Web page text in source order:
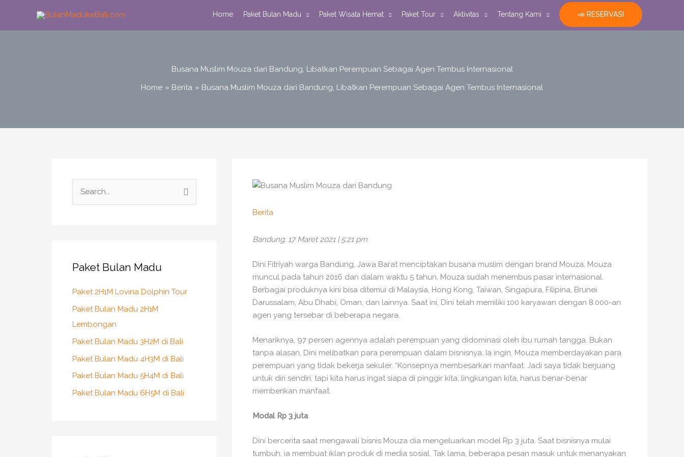
content
Home Paket Bulan Madu Paket Wisata Hemat Paket Tour Aktivitas Tentang Kami 📣 RESERVASI
Busana Muslim Mouza dari Bandung, Libatkan Perempuan Sebagai Agen Tembus Internasional
Home
Berita Busana Muslim Mouza dari Bandung, Libatkan Perempuan Sebagai Agen Tembus Internasional
h
o
r
:
Paket Bulan Madu
Paket 2H1M Lovina Dolphin Tour
Paket Bulan Madu 2H1M
Lembongan
Paket Bulan Madu 3H2M di Bali
Paket Bulan Madu 4H3M di Bali
Paket Bulan Madu 5H4M di Bali
Paket Bulan Madu 6H5M di Bali
Berita
Bandung: 17 Maret 2021 | 5:21 pm
Dini Fitriyah warga Bandung, Jawa Barat menciptakan busana muslim dengan brand Mouza. Mouza
muncul pada tahun 2016 dan dalam waktu 5 tahun, Mouza sudah menembus pasar internasional.
Berbagai produknya kini bisa ditemui di Malaysia, Hong Kong, Taiwan, Singapura, Filipina, Brunei
Darussalam, Abu Dhabi, Oman, dan lainnya. Saat ini, Dini telah memiliki 100 karyawan dengan 8.000-an
agen yang tersebar di beberapa negara.
Menariknya, 97 persen agennya adalah perempuan yang didominasi oleh ibu rumah tangga. Bukan
tanpa alasan, Dini melibatkan para perempuan dalam bisnisnya. Ia ingin, Mouza memberdayakan para
perempuan yang tidak bekerja sekuler. “Konsepnya membesarkan manfaat. Jadi saya tidak berjuang
untuk diri sendiri, tapi kita harus ingat siapa di pinggir kita, lingkungan kita, harus benar-benar
memberikan manfaat.
Modal Rp 3 juta
Dini bercerita saat mengawali bisnis Mouza dia mengeluarkan model Rp 3 juta. Saat bisnisnya mulai
tumbuh, ia membuat iklan produk di media sosial. Tak lama, beberapa pesan masuk untuk menanyakan